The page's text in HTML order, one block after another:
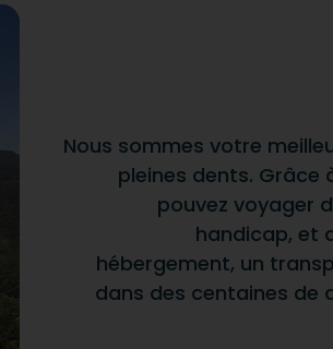
Nous sommes votre
pleines dents. Grâce
pouvez voyager
handicap, et
hébergement, un
dans des centaines de